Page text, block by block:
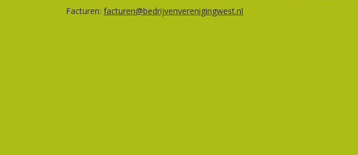
Facturen: facturen@bedrijvenverenigingwest.nl